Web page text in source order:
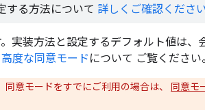
する方法について 詳しくご確認くださ
実装方法と設定するデフォルト値は、
度な同意モード について ご覧ください
同意モードをすでにご利用の場合は、
同意モ